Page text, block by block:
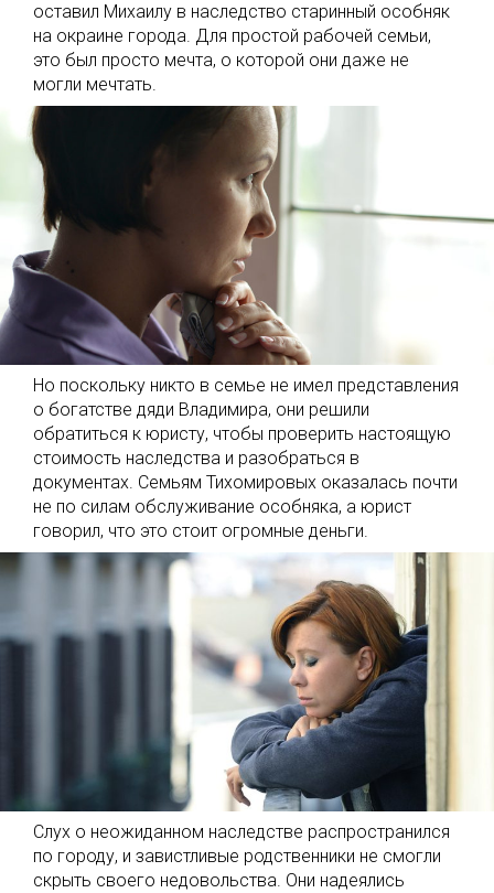
оставил Михаилу в наследство старинный особняк
на окраине города. Для простой рабочей семьи,
это был просто мечта, о которой они даже не
могли мечтать.
Но поскольку никто в семье не имел представления
о богатстве дяди Владимира, они решили
обратиться к юристу, чтобы проверить настоящую
стоимость наследства и разобраться в
документах. Семьям Тихомировых оказалась почти
не по силам обслуживание особняка, а юрист
говорил, что это стоит огромные деньги.
Слух о неожиданном наследстве распространился
по городу, и завистливые родственники не смогли
скрыть своего недовольства. Они надеялись